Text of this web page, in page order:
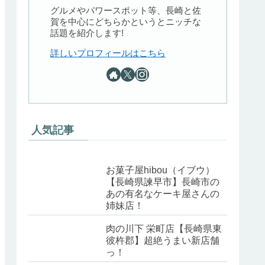
グルメやパワースポット等、長崎と佐
賀を中心にどちらかというとニッチな
話題を紹介します!
詳しいプロフィールはこちら
人気記事
お菓子屋hibou（イブウ）
【長崎県諫早市】長崎市の
あの有名なケーキ屋さんの
姉妹店！
肉の川下 栄町店【長崎県東
彼杵郡】超絶うまい新店舗
っ！